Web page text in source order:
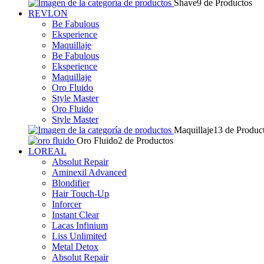
Shave9 de Productos
REVLON
Be Fabulous
Eksperience
Maquillaje
Be Fabulous
Eksperience
Maquillaje
Oro Fluido
Style Master
Oro Fluido
Style Master
Maquillaje13 de
Oro Fluido2 de Productos
LOREAL
Absolut Repair
Aminexil Advanced
Blondifier
Hair Touch-Up
Inforcer
Instant Clear
Lacas Infinium
Liss Unlimited
Metal Detox
Absolut Repair